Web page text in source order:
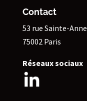
Contact
53 rue Sainte-Anne
75002 Paris
Réseaux sociaux